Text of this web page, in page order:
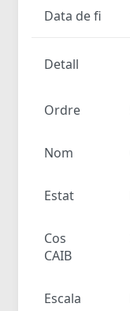
Data de fi
Detall
Ordre
Nom
Estat
Cos
CAIB
Escala